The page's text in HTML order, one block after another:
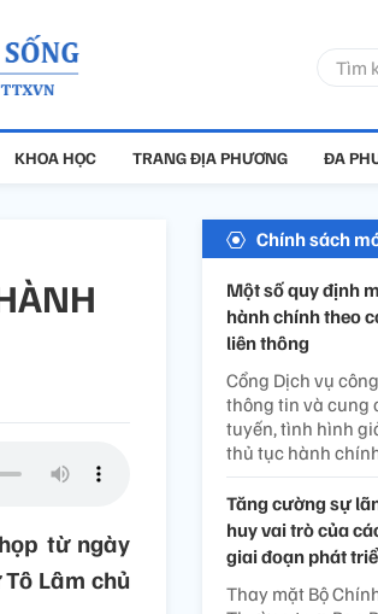
KHOA HỌC TRANG ĐỊA PHƯƠNG ĐA
từ ngày
Lâm chủ
Chính sách
Một số quy định
hành chính theo
liên thông
Cổng Dịch vụ
thông tin và cung
tuyến, tình hình
thủ tục hành
Tăng cường sự
huy vai trò của
giai đoạn phát
Thay mặt Bộ